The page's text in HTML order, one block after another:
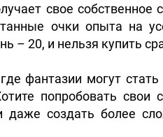
свое собственное
очки опыта на
– 20, и нельзя купить
фантазии могут
попробовать
даже создать более